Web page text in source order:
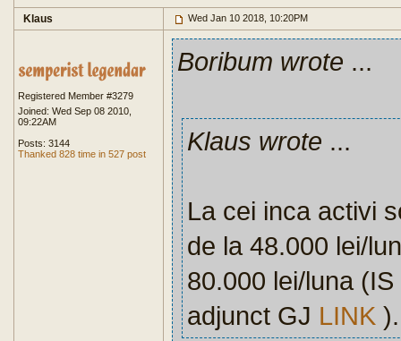
Klaus Wed Jan 10 2018, 10:20PM
Registered Member #3279
Joined: Wed Sep 08 2010,
09:22AM
Posts: 3144
Thanked 828 time in 527 post
Boribum wrote ...
Klaus wrote ...
La cei inca activi
de la 48.000 lei/
80.000 lei/luna
adjunct GJ LINK ).